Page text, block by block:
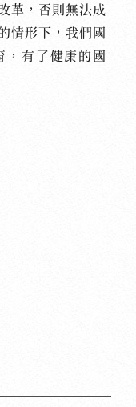
革，否則無法成
情形下，我們國
，有了健康的國